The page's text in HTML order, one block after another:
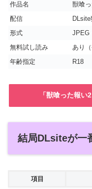
作品名
獣喰
配信
形式
JPEG
無料試し読み
あり
年齢指定
R18
「獣喰った報い
結局DLsiteが一
項目